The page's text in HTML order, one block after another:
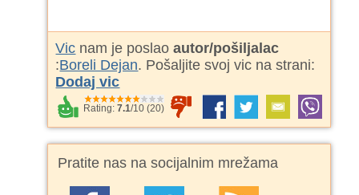
Vic nam je poslaoautor/pošiljalac
:Boreli Dejan. Pošaljite svoj vic na strani:
Dodaj vic
Rating:7.1/10 (20)
Pratite nas na socijalnim mrežama